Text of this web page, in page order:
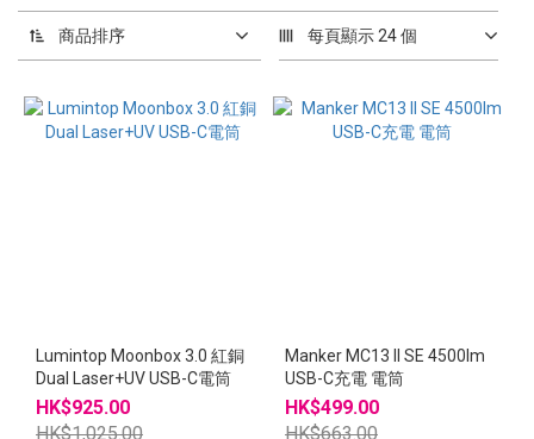
篩
選
(0/20)
價格
商品排序 每頁顯示 24 個
Lumintop Moonbox 3.0 紅銅
Dual Laser+UV USB-C電筒
HK$925.00
HK$1,025.00
Manker MC13 II SE 4500lm
USB-C充電 電筒
HK$499.00
HK$663.00